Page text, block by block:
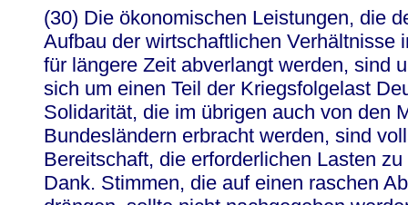
(30) Die ökonomischen Leistungen, die
Aufbau der wirtschaftlichen Verhältnisse
für längere Zeit abverlangt werden, sind
sich um einen Teil der Kriegsfolgelast
Solidarität, die im übrigen auch von den
Bundesländern erbracht werden, sind
Bereitschaft, die erforderlichen Lasten
Dank. Stimmen, die auf einen raschen